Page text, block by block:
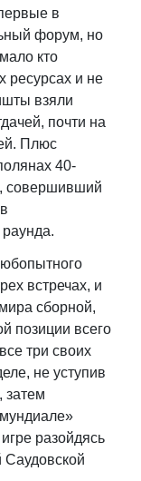
в
форум, но
кто
ресурсах и не
взяли
почти на
Плюс
40-
совершивший
встречах, и
сборной,
позиции всего
три своих
не уступив
разойдясь
Саудовской